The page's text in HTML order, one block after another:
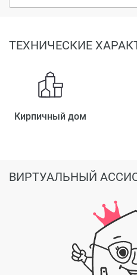
ТЕХНИЧЕСКИЕ
Кирпичный дом
ВИРТУАЛЬНЫЙ